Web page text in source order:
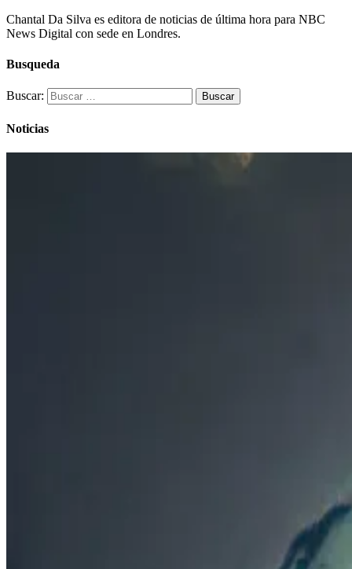
Chantal Da Silva es editora de noticias de última hora para NBC
News Digital con sede en Londres.
Busqueda
Buscar:
Noticias